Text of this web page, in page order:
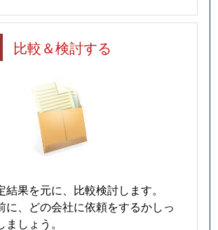
比較＆検討する
結果を元に、比較検討します。
に、どの会社に依頼をするかしっ
しょう。